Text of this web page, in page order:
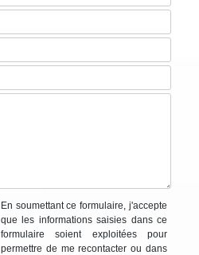
En soumettant ce formulaire, j'accepte
que les informations saisies dans ce
formulaire soient exploitées pour
permettre de me recontacter ou dans